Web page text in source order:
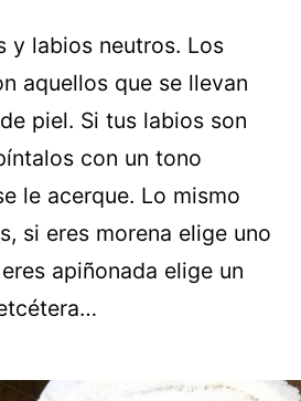
y labios neutros. Los
aquellos que se llevan
piel. Si tus labios son
con un tono
le acerque. Lo mismo
si eres morena elige uno
apiñonada elige un